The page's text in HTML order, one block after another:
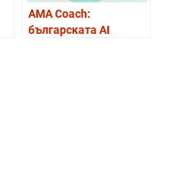
AMA Coach:
българската AI